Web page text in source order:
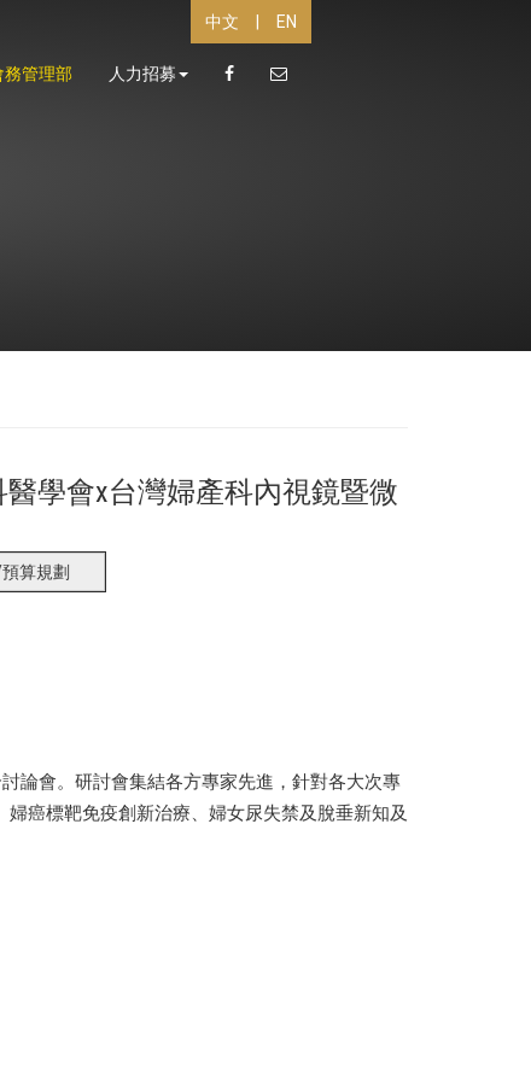
中文 EN
務管理部 人力招募
學會x台灣婦產科內視鏡暨微
算規劃
論會。研討會集結各方專家先進，針對各大次專
癌標靶免疫創新治療、婦女尿失禁及脫垂新知及